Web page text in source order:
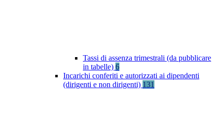
Tassi di assenza trimestrali (da pubblicare
in tabelle) 6
Incarichi conferiti e autorizzati ai dipendenti
(dirigenti e non dirigenti) 131